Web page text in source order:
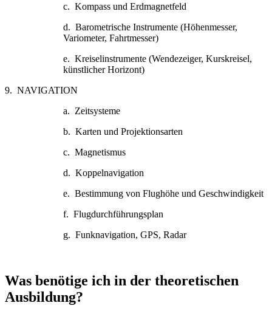
c. Kompass und Erdmagnetfeld
d. Barometrische Instrumente (Höhenmesser,
Variometer, Fahrtmesser)
e. Kreiselinstrumente (Wendezeiger, Kurskreisel,
künstlicher Horizont)
9. NAVIGATION
a. Zeitsysteme
b. Karten und Projektionsarten
c. Magnetismus
d. Koppelnavigation
e. Bestimmung von Flughöhe und Geschwindigkeit
f. Flugdurchführungsplan
g. Funknavigation, GPS, Radar
Was benötige ich in der theoretischen
Ausbildung?